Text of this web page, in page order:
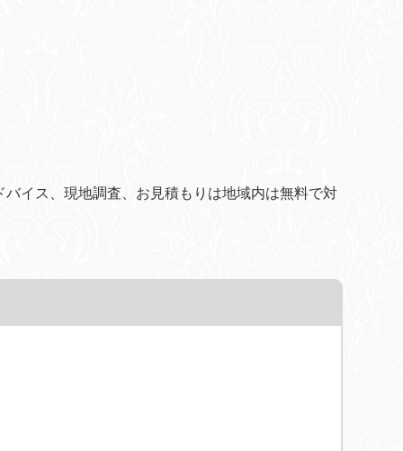
イス、現地調査、お見積もりは地域内は無料で対